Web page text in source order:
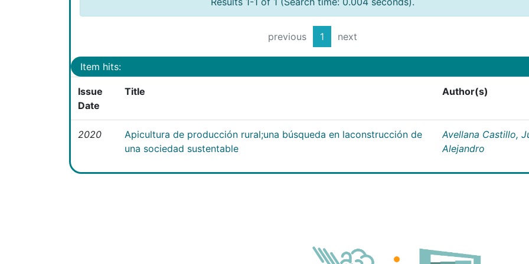
previous 1 next
Item hits:
Issue
Date
Title Author(s)
2020
Apicultura de producción rural;una búsqueda en laconstrucción de
una sociedad sustentable
Avellana Castillo,
Alejandro